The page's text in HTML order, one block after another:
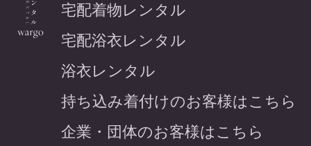
宅配着物レンタル
宅配浴衣レンタル
浴衣レンタル
持ち込み着付けのお客様はこちら
企業・団体のお客様はこちら